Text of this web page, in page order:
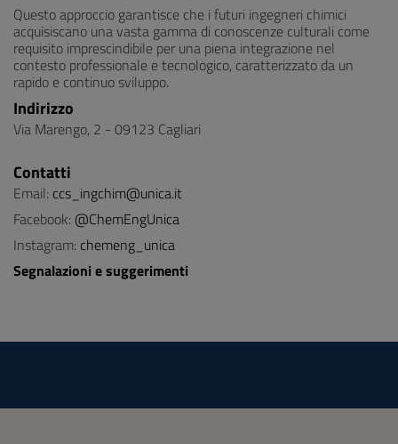
Questo approccio garantisce che i futuri ingegneri chimici
acquisiscano una vasta gamma di conoscenze culturali come
requisito imprescindibile per una piena integrazione nel
contesto professionale e tecnologico, caratterizzato da un
rapido e continuo sviluppo.
Indirizzo
Via Marengo, 2 - 09123 Cagliari
Contatti
Email: ccs_ingchim@unica.it
Facebook: @ChemEngUnica
Instagram: chemeng_unica
Segnalazioni e suggerimenti